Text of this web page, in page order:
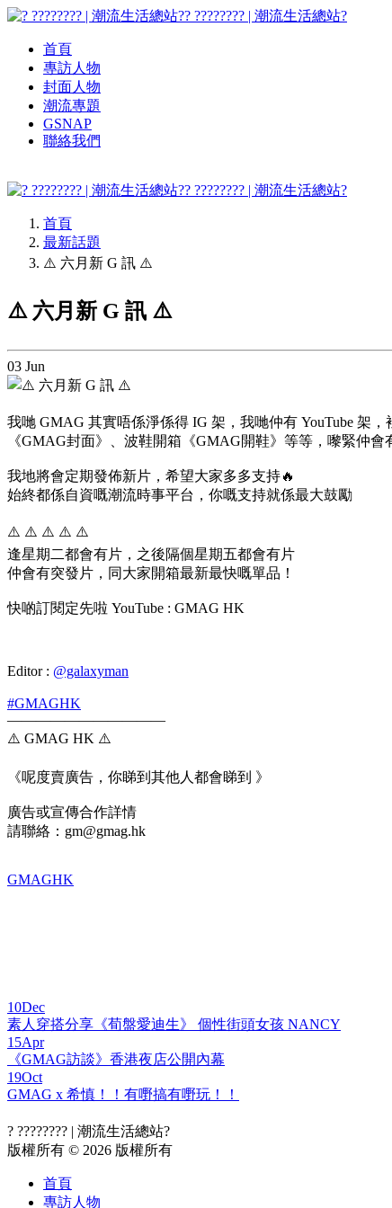
? ???????? | 潮流生活總站?
首頁
專訪人物
封面人物
潮流專題
GSNAP
聯絡我們
? ???????? | 潮流生活總站?
首頁
最新話題
⚠️ 六月新 G 訊 ⚠️
⚠️ 六月新 G 訊 ⚠️
03 Jun
我哋 GMAG 其實唔係淨係得 IG 架，我哋仲有 YouTube 架
《GMAG封面》、波鞋開箱《GMAG開鞋》等等，嚟緊仲
我地將會定期發佈新片，希望大家多多支持🔥
始終都係自資嘅潮流時事平台，你嘅支持就係最大鼓勵
⚠️ ⚠️ ⚠️ ⚠️ ⚠️
逢星期二都會有片，之後隔個星期五都會有片
仲會有突發片，同大家開箱最新最快嘅單品！
快啲訂閱定先啦 YouTube : GMAG HK
Editor : @galaxyman
#GMAGHK
———————————
⚠️ GMAG HK ⚠️
《呢度賣廣告，你睇到其他人都會睇到 》
廣告或宣傳合作詳情
請聯絡：gm@gmag.hk
GMAGHK
10Dec
素人穿搭分享《荀盤愛迪生》 個性街頭女孩 NANCY
15Apr
《GMAG訪談》香港夜店公開內幕
19Oct
GMAG x 希慎！！有嘢搞有嘢玩！！
? ???????? | 潮流生活總站?
版權所有 © 2026 版權所有
首頁
專訪人物